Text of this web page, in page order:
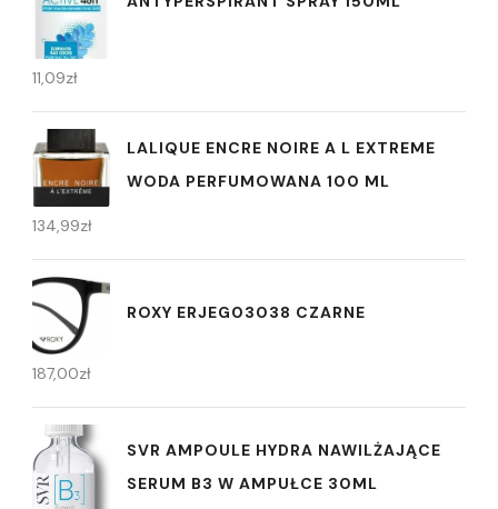
11,09zł
LALIQUE ENCRE NOIRE A L EXTREME
WODA PERFUMOWANA 100 ML
134,99zł
ROXY ERJEG03038 CZARNE
187,00zł
SVR AMPOULE HYDRA NAWILŻAJĄCE
SERUM B3 W AMPUŁCE 30ML